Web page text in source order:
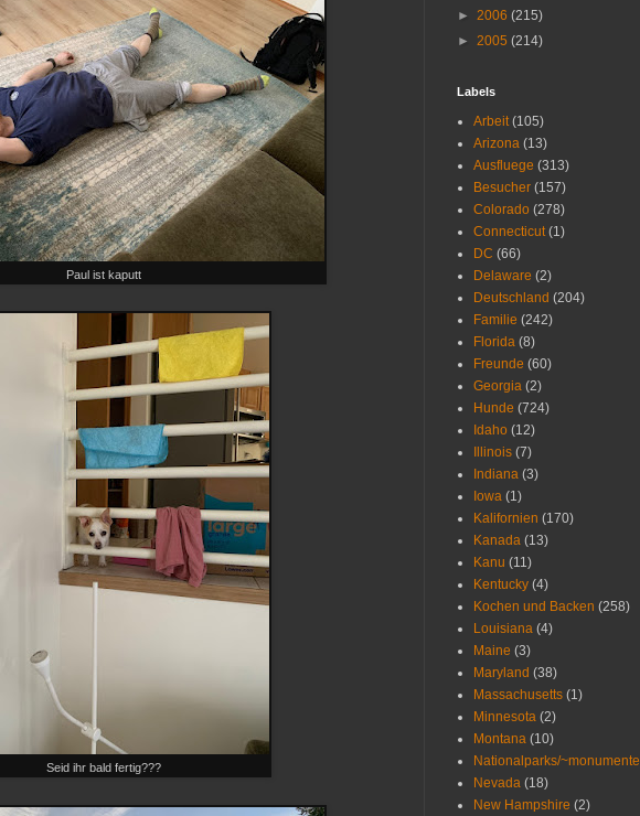
Paul ist kaputt
Seid ihr bald fertig???
► 2006 (215)
► 2005 (214)
Labels
Arbeit (105)
Arizona (13)
Ausfluege (313)
Besucher (157)
Colorado (278)
Connecticut (1)
DC (66)
Delaware (2)
Deutschland (204)
Familie (242)
Florida (8)
Freunde (60)
Georgia (2)
Hunde (724)
Idaho (12)
Illinois (7)
Indiana (3)
Iowa (1)
Kalifornien (170)
Kanada (13)
Kanu (11)
Kentucky (4)
Kochen und Backen (258)
Louisiana (4)
Maine (3)
Maryland (38)
Massachusetts (1)
Minnesota (2)
Montana (10)
Nationalparks/~monumente
Nevada (18)
New Hampshire (2)